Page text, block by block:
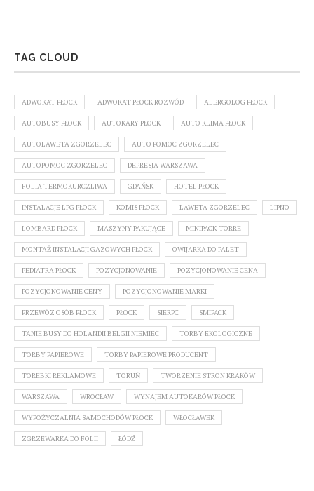
TAG CLOUD
ADWOKAT PŁOCK ADWOKAT PŁOCK ROZWÓD ALERGOLOG PŁOCK
AUTOBUSY PŁOCK AUTOKARY PŁOCK AUTO KLIMA PŁOCK
AUTOLAWETA ZGORZELEC AUTO POMOC ZGORZELEC
AUTOPOMOC ZGORZELEC DEPRESJA WARSZAWA
FOLIA TERMOKURCZLIWA GDAŃSK HOTEL PŁOCK
INSTALACJE LPG PŁOCK KOMIS PŁOCK LAWETA ZGORZELEC LIPNO
LOMBARD PŁOCK MASZYNY PAKUJĄCE MINIPACK-TORRE
MONTAŻ INSTALACJI GAZOWYCH PŁOCK OWIJARKA DO PALET
PEDIATRA PŁOCK POZYCJONOWANIE POZYCJONOWANIE CENA
POZYCJONOWANIE CENY POZYCJONOWANIE MARKI
PRZEWÓZ OSÓB PŁOCK PŁOCK SIERPC SMIPACK
TANIE BUSY DO HOLANDII BELGII NIEMIEC TORBY EKOLOGICZNE
TORBY PAPIEROWE TORBY PAPIEROWE PRODUCENT
TOREBKI REKLAMOWE TORUŃ TWORZENIE STRON KRAKÓW
WARSZAWA WROCŁAW WYNAJEM AUTOKARÓW PŁOCK
WYPOŻYCZALNIA SAMOCHODÓW PŁOCK WŁOCŁAWEK
ZGRZEWARKA DO FOLII ŁÓDŹ